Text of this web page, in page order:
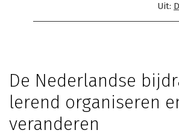
Uit:
De Nederlandse
lerend organiseren
veranderen